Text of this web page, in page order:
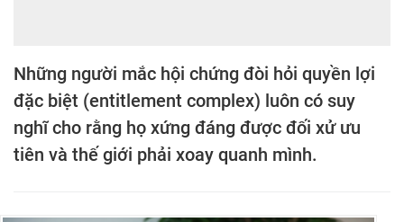
Những người mắc hội chứng đòi hỏi quyền lợi
đặc biệt (entitlement complex) luôn có suy
nghĩ cho rằng họ xứng đáng được đối xử ưu
tiên và thế giới phải xoay quanh mình.